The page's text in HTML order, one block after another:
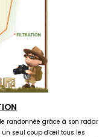
randonnée grâce à son radar
seul coup d’œil tous les